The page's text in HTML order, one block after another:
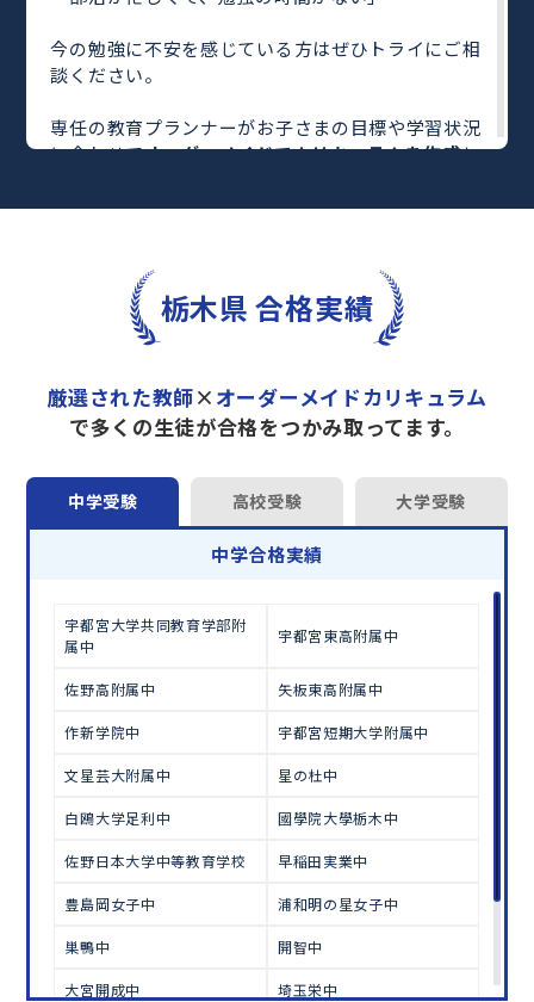
今の勉強に不安を感じている方はぜひトライにご相
談ください。
専任の教育プランナーがお子さまの目標や学習状況
に合わせてオーダーメイドでカリキュラムを作成し
完全マンツーマンで自分に合った教師がわかるまで
さらに、単元別の学習の理解度がわかる「AI学習診
や授業内容や授業以外の勉強をナビゲートする
「DAILY TRY」
など、豊富な学習コンテンツが
トライで一緒に“自己最高得点”を目指しません
か？
オンラインでの学習面談も承っております。
学習相談のお申し込みはこちら
栃木県 合格実績
厳選された教師× オーダーメイドカリキュラム
で多くの生徒が合格をつかみ取ってます。
中学受験 高校受験 大学受験
中学合格実績
宇都宮大学共同教育学部附
属中
宇都宮東高附属中
佐野高附属中 矢板東高附属中
作新学院中 宇都宮短期大学附属中
文星芸大附属中 星の杜中
白鴎大学足利中 國學院大學栃木中
佐野日本大学中等教育学校 早稲田実業中
豊島岡女子中 浦和明の星女子中
巣鴨中 開智中
大宮開成中 埼玉栄中